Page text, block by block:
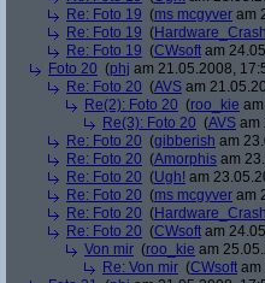
Re: Foto 19 (ms mcgyver am
Re: Foto 19 (Hardware_Crash
Re: Foto 19 (CWsoft am
Foto 20 (phj am 21.05.2008,
Re: Foto 20 (AVS am
Re(2): Foto 20 (roo_kie
Re(3): Foto 20 (AVS am
Re: Foto 20 (gibberish am
Re: Foto 20 (Amorphis am
Re: Foto 20 (Ugh! am
Re: Foto 20 (ms mcgyver am
Re: Foto 20 (Hardware_Crash
Re: Foto 20 (CWsoft am
Von mir (roo_kie am
Re: Von mir (CWsoft am